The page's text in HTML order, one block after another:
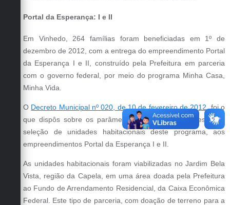
Poupatempo
Fala.BR
Acesso à Informação
Contratos
Associação dos Servidores Públicos Municipais de
Vinhedo
Audiências Públicas
Portal da Esperança: I e II
Em Vinhedo, 264 famílias foram beneficiadas em 1º de
dezembro de 2012, com a entrega do empreendimento Portal
da Esperança I e II, construído pela Prefeitura em parceria
com o governo federal, por meio do programa Minha Casa,
Minha Vida.
O Decreto Municipal nº 020, de 10 de fevereiro de 2012, foi o
que dispôs sobre os parâmetros de sorteio e processo de
seleção de unidades habitacionais deste programa, aos
empreendimentos Portal da Esperança I e II.
As unidades habitacionais foram viabilizadas no Jardim Bela
Vista, região da Capela, em uma área doada pela Prefeitura
ao Fundo de Arrendamento Residencial, da Caixa Econômica
Federal. Este tipo de parceria, com doação de terreno para a